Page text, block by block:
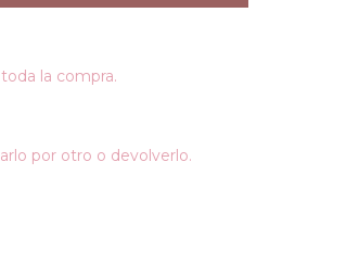
la compra.
por otro o devolverlo.